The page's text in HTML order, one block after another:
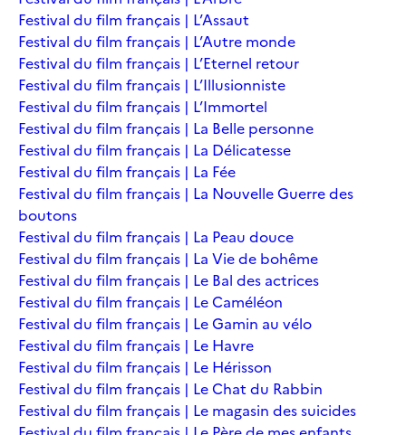
Festival du film français | L’Assaut
Festival du film français | L’Autre monde
Festival du film français | L’Eternel retour
Festival du film français | L’Illusionniste
Festival du film français | L’Immortel
Festival du film français | La Belle personne
Festival du film français | La Délicatesse
Festival du film français | La Fée
Festival du film français | La Nouvelle Guerre des
boutons
Festival du film français | La Peau douce
Festival du film français | La Vie de bohême
Festival du film français | Le Bal des actrices
Festival du film français | Le Caméléon
Festival du film français | Le Gamin au vélo
Festival du film français | Le Havre
Festival du film français | Le Hérisson
Festival du film français | Le Chat du Rabbin
Festival du film français | Le magasin des suicides